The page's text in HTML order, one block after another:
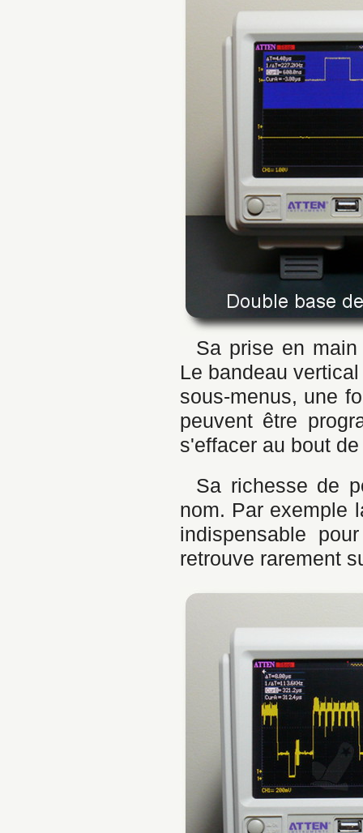
Sa prise en
Le bandeau
sous-menus, une
peuvent être
s'effacer au bout
Sa richesse de
nom. Par exemple
indispensable
retrouve rarement